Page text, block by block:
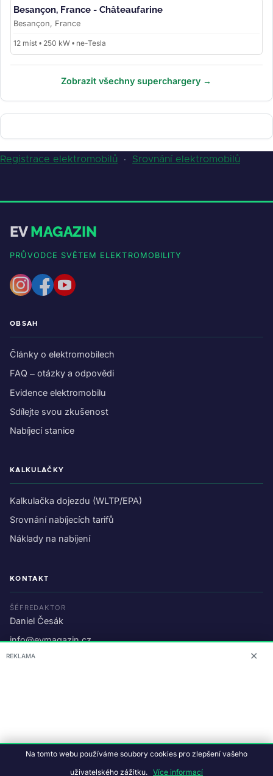
Besançon, France - Châteaufarine
Besançon, France
12 míst • 250 kW • ne-Tesla
Zobrazit všechny superchargery →
Registrace elektromobilů · Srovnání elektromobilů
EVMAGAZIN
PRŮVODCE SVĚTEM ELEKTROMOBILITY
OBSAH
Články o elektromobilech
FAQ – otázky a odpovědi
Evidence elektromobilu
Sdílejte svou zkušenost
Nabíjecí stanice
KALKULAČKY
Kalkulačka dojezdu (WLTP/EPA)
Srovnání nabíjecích tarifů
Náklady na nabíjení
KONTAKT
ŠÉFREDAKTOR
Daniel Česák
info@evmagazin.cz
O nás
© 2026 EV Magazin.Podmínky a ochrana dat.
REKLAMA ✕
Na tomto webu používáme soubory cookies pro zlepšení vašeho
uživatelského zážitku. Více informací